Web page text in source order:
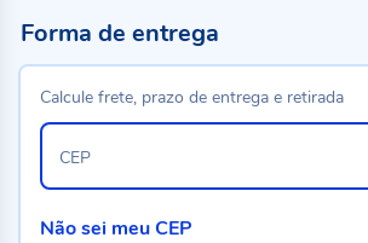
Forma de entrega
Calcule frete, prazo de entrega e retirada
CEP
Não sei meu CEP